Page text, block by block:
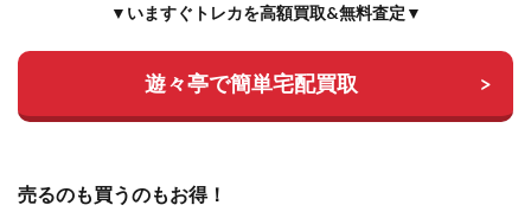
▼いますぐトレカを高額買取&無料査定▼
遊々亭で簡単宅配買取
売るのも買うのもお得！